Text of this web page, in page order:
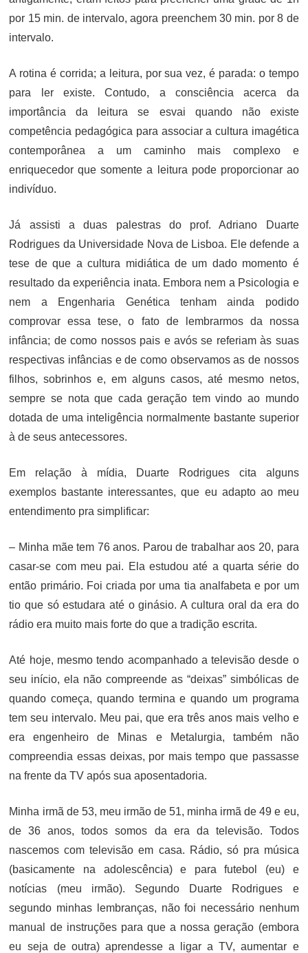
por 15 min. de intervalo, agora preenchem 30 min. por 8 de
intervalo.
A rotina é corrida; a leitura, por sua vez, é parada: o tempo
para ler existe. Contudo, a consciência acerca da
importância da leitura se esvai quando não existe
competência pedagógica para associar a cultura imagética
contemporânea a um caminho mais complexo e
enriquecedor que somente a leitura pode proporcionar ao
indivíduo.
Já assisti a duas palestras do prof. Adriano Duarte
Rodrigues da Universidade Nova de Lisboa. Ele defende a
tese de que a cultura midiática de um dado momento é
resultado da experiência inata. Embora nem a Psicologia e
nem a Engenharia Genética tenham ainda podido
comprovar essa tese, o fato de lembrarmos da nossa
infância; de como nossos pais e avós se referiam às suas
respectivas infâncias e de como observamos as de nossos
filhos, sobrinhos e, em alguns casos, até mesmo netos,
sempre se nota que cada geração tem vindo ao mundo
dotada de uma inteligência normalmente bastante superior
à de seus antecessores.
Em relação à mídia, Duarte Rodrigues cita alguns
exemplos bastante interessantes, que eu adapto ao meu
entendimento pra simplificar:
– Minha mãe tem 76 anos. Parou de trabalhar aos 20, para
casar-se com meu pai. Ela estudou até a quarta série do
então primário. Foi criada por uma tia analfabeta e por um
tio que só estudara até o ginásio. A cultura oral da era do
rádio era muito mais forte do que a tradição escrita.
Até hoje, mesmo tendo acompanhado a televisão desde o
seu início, ela não compreende as “deixas” simbólicas de
quando começa, quando termina e quando um programa
tem seu intervalo. Meu pai, que era três anos mais velho e
era engenheiro de Minas e Metalurgia, também não
compreendia essas deixas, por mais tempo que passasse
na frente da TV após sua aposentadoria.
Minha irmã de 53, meu irmão de 51, minha irmã de 49 e eu,
de 36 anos, todos somos da era da televisão. Todos
nascemos com televisão em casa. Rádio, só pra música
(basicamente na adolescência) e para futebol (eu) e
notícias (meu irmão). Segundo Duarte Rodrigues e
segundo minhas lembranças, não foi necessário nenhum
manual de instruções para que a nossa geração (embora
eu seja de outra) aprendesse a ligar a TV, aumentar e